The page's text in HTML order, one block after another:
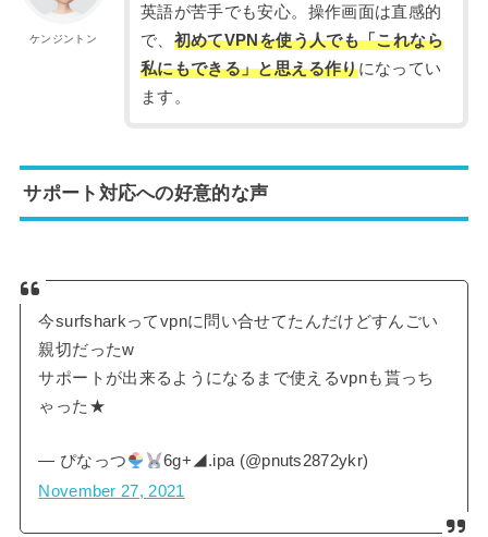
ケンジントン
英語が苦手でも安心。操作画面は直感的
で、 初めてVPNを使う人でも「これなら
私にもできる」と思える作りになってい
ます。
サポート対応への好意的な声
今surfsharkってvpnに問い合せてたんだけどすんごい
親切だったw
サポートが出来るようになるまで使えるvpnも貰っち
ゃった★
— ︎︎ぴなっつ
6g+◢.ipa (@pnuts2872ykr)
November 27, 2021